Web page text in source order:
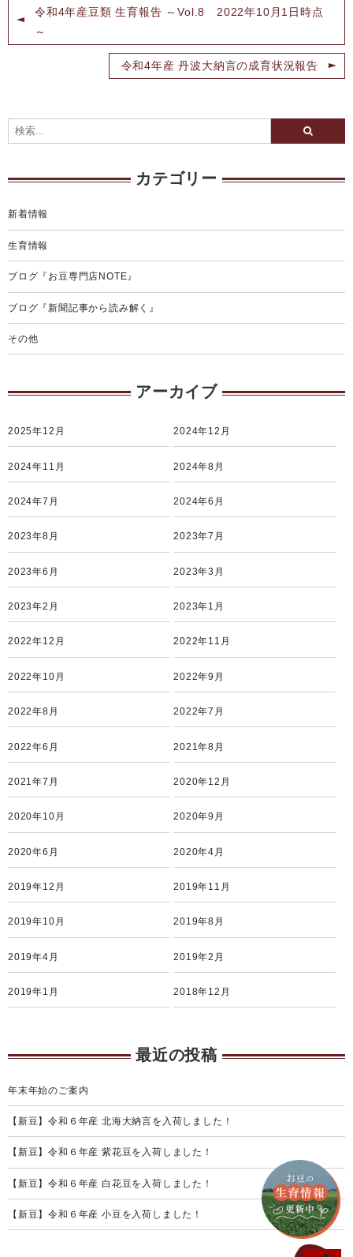
令和4年産豆類 生育報告 ～Vol.8 2022年10月1日時点
～
令和4年産 丹波大納言の成育状況報告
カテゴリー
新着情報
生育情報
ブログ『お豆専門店NOTE』
ブログ『新聞記事から読み解く』
その他
アーカイブ
2025年12月 2024年12月
2024年11月 2024年8月
2024年7月 2024年6月
2023年8月 2023年7月
2023年6月 2023年3月
2023年2月 2023年1月
2022年12月 2022年11月
2022年10月 2022年9月
2022年8月 2022年7月
2022年6月 2021年8月
2021年7月 2020年12月
2020年10月 2020年9月
2020年6月 2020年4月
2019年12月 2019年11月
2019年10月 2019年8月
2019年4月 2019年2月
2019年1月 2018年12月
最近の投稿
年末年始のご案内
【新豆】令和６年産 北海大納言を入荷しました！
【新豆】令和６年産 紫花豆を入荷しました！
【新豆】令和６年産 白花豆を入荷しました！
【新豆】令和６年産 小豆を入荷しました！